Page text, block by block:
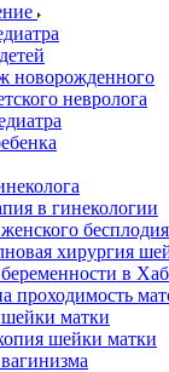
новорожденного
невролога
в гинекологии
бесплодия
хирургия
в
проходимость
матки
шейки матки